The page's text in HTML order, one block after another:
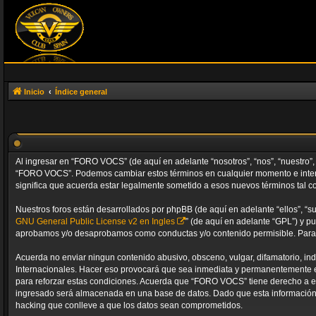
Inicio Índice general
Al ingresar en “FORO VOCS” (de aquí en adelante “nosotros”, “nos”,
“FORO VOCS”. Podemos cambiar estos términos en cualquier momento e
significa que acuerda estar legalmente sometido a esos nuevos términos tal
Nuestros foros están desarrollados por phpBB (de aquí en adelante “ellos”,
GNU General Public License v2 en Ingles
” (de aquí en adelante “GPL”) y
aprobamos y/o desaprobamos como conductas y/o contenido permisible.
Acuerda no enviar ningun contenido abusivo, obsceno, vulgar, difamatorio,
Internacionales. Hacer eso provocará que sea inmediata y
para reforzar estas condiciones. Acuerda que “FORO VOCS” tiene derecho
ingresado será almacenada en una base de datos. Dado que esta
hacking que conlleve a que los datos sean comprometidos.